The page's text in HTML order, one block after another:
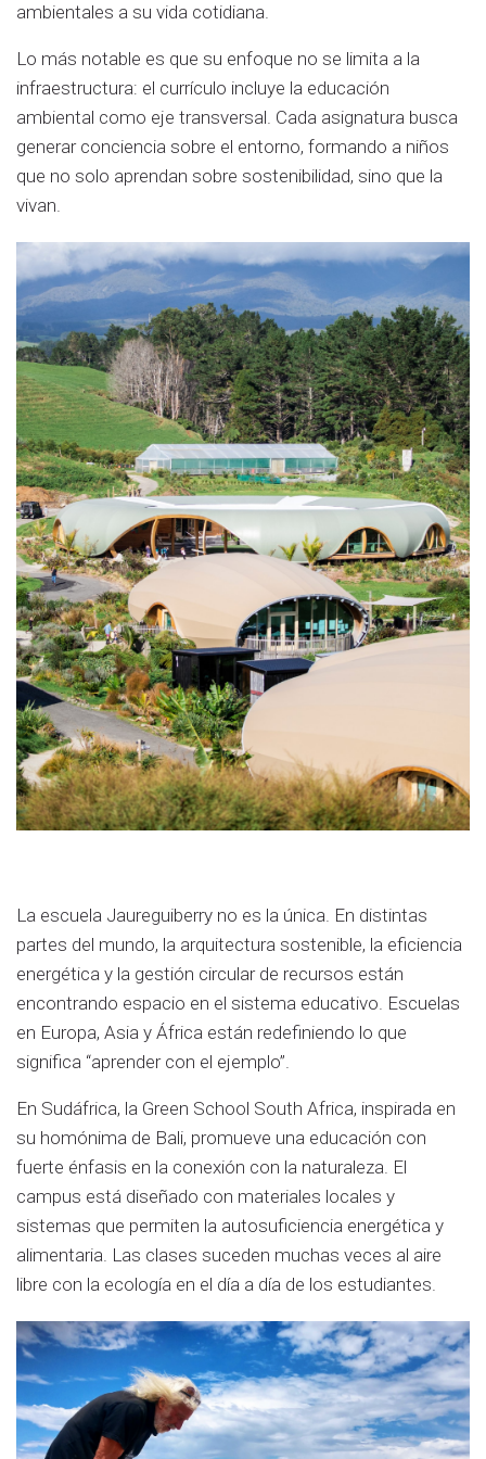
ambientales a su vida cotidiana.
Lo más notable es que su enfoque no se limita a la
infraestructura: el currículo incluye la educación
ambiental como eje transversal. Cada asignatura busca
generar conciencia sobre el entorno, formando a niños
que no solo aprendan sobre sostenibilidad, sino que la
vivan.
La escuela Jaureguiberry no es la única. En distintas
partes del mundo, la arquitectura sostenible, la eficiencia
energética y la gestión circular de recursos están
encontrando espacio en el sistema educativo. Escuelas
en Europa, Asia y África están redefiniendo lo que
significa “aprender con el ejemplo”.
En Sudáfrica, la Green School South Africa, inspirada en
su homónima de Bali, promueve una educación con
fuerte énfasis en la conexión con la naturaleza. El
campus está diseñado con materiales locales y
sistemas que permiten la autosuficiencia energética y
alimentaria. Las clases suceden muchas veces al aire
libre con la ecología en el día a día de los estudiantes.